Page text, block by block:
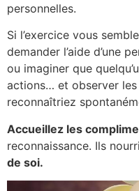
personnelles.
Si l’exercice vous
demander l’aide d’une
ou imaginer que
actions… et observer
reconnaîtriez
Accueillez les
reconnaissance. Ils
de soi.